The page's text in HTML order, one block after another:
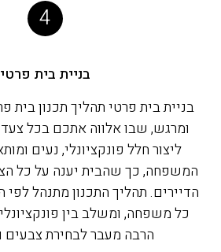
4
בניית בית פרטי
בניית בית פרטי תהליך תכנון
ומרגש, שבו אלווה אתכם בכל
ליצור חלל פונקציונלי, נעים
המשפחה, כך שהבית יענה על כל
הדיירים. תהליך התכנון מתנהל
כל משפחה, ומשלב בין
הרבה מעבר לבחירת צבעים